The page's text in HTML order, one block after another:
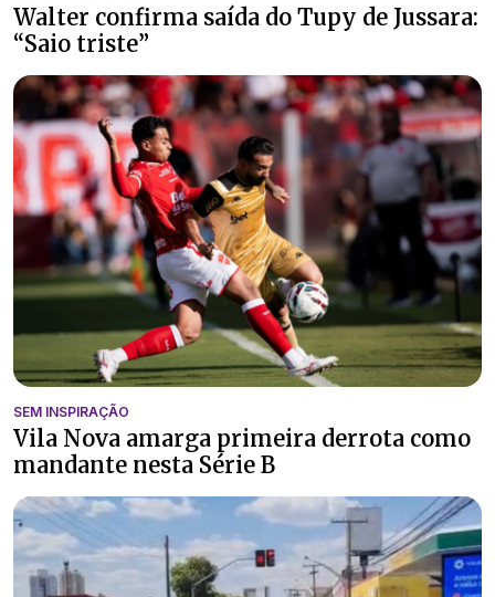
Walter confirma saída do Tupy de Jussara:
“Saio triste”
SEM INSPIRAÇÃO
Vila Nova amarga primeira derrota como
mandante nesta Série B